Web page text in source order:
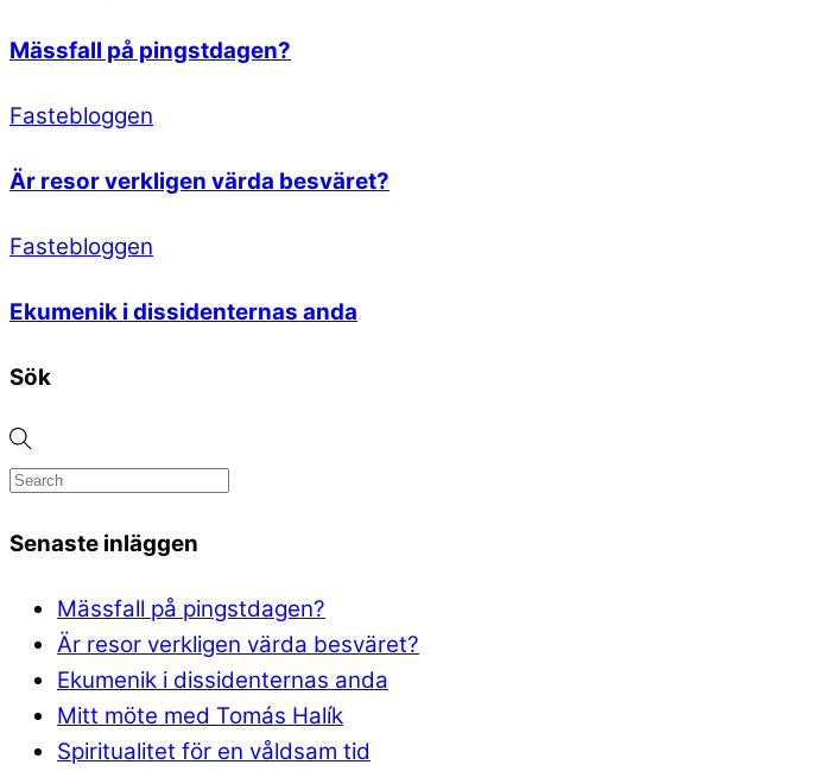
Mässfall på pingstdagen?
Fastebloggen
Är resor verkligen värda besväret?
Fastebloggen
Ekumenik i dissidenternas anda
Sök
Senaste inläggen
Mässfall på pingstdagen?
Är resor verkligen värda besväret?
Ekumenik i dissidenternas anda
Mitt möte med Tomás Halík
Spiritualitet för en våldsam tid